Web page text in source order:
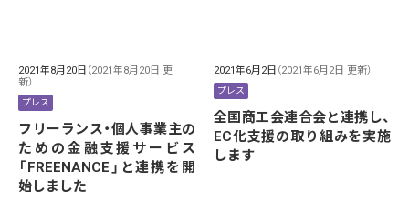
2021年8月20日 （2021年8月20日 更
新）
プレス
フリーランス・個人事業主の
ための金融支援サービス
「FREENANCE」と連携を開
始しました
2021年6月2日 （2021年6月2日 更新）
プレス
全国商工会連合会と連携し、
EC化支援の取り組みを実施
します